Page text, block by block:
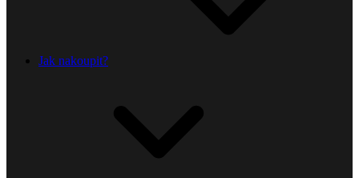
Jak nakoupit?